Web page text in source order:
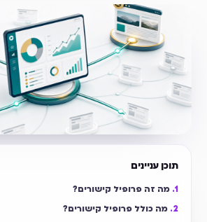
תוכן עניינים
מה זה פרופיל קישורים?
מה כולל פרופיל קישורים?